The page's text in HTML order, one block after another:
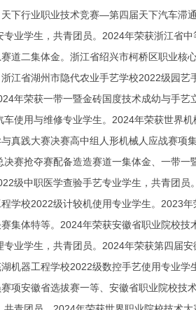
下行业职业技术竞赛—第四届天下汽车滞
业学生，共青团员。2024年荣获浙江省
道二集体金。浙江省绍兴市柯桥区职业
江省湖州市隐代农业手艺学校2022级园
年荣获一带一暨金砖国度技术成幼与手
使用与维修专业学生。2024年荣获世界
真践大赛决赛高中组人形机械人应战赛
赛抢夺赛配备造造赛道一集体金、一带
级中职医学查验手艺专业学生，共青团
学校2022级计较机使用专业学生。2023
集体特等。2024年荣获安徽省职业院校
业学生，共青团员。2024年荣获第四届
机器工程学校2022级数控手艺使用专业
项安徽省选拔赛一等、安徽省职业院校技